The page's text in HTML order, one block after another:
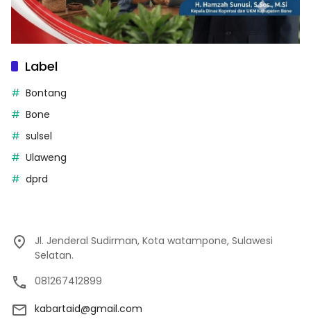
Label
Bontang
Bone
sulsel
Ulaweng
dprd
Jl. Jenderal Sudirman, Kota watampone, Sulawesi
Selatan.
081267412899
kabartaid@gmail.com